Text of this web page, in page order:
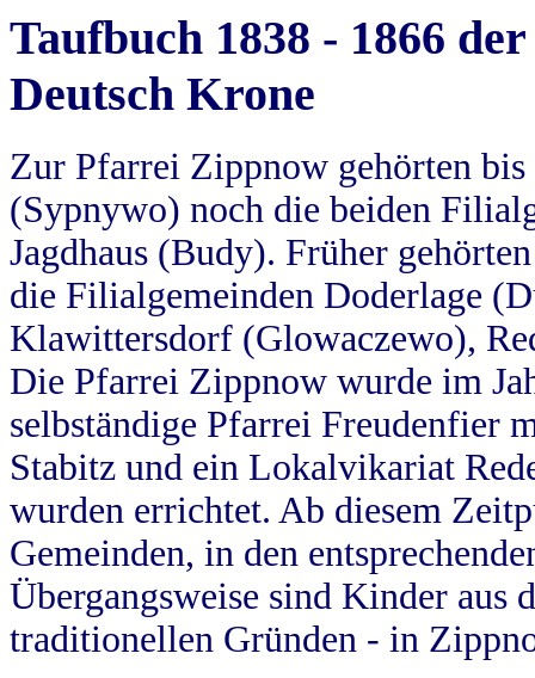
Taufbuch 1838 - 1866
Deutsch Krone
Zur Pfarrei Zippnow gehörten
(Sypnywo) noch die beiden
Jagdhaus (Budy). Früher
die Filialgemeinden Doderlage
Klawittersdorf (Glowaczewo),
Die Pfarrei Zippnow wurde im
selbständige Pfarrei Freudenfier
Stabitz und ein Lokalvikariat
wurden errichtet. Ab diesem
Gemeinden, in den
Übergangsweise sind Kinder aus
traditionellen Gründen - in